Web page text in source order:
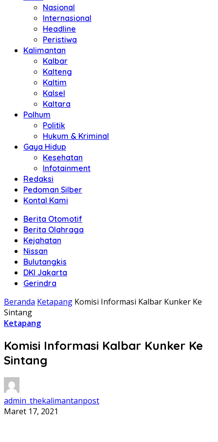
Nasional
Internasional
Headline
Peristiwa
Kalimantan
Kalbar
Kalteng
Kaltim
Kalsel
Kaltara
Polhum
Politik
Hukum & Kriminal
Gaya Hidup
Kesehatan
Infotainment
Redaksi
Pedoman Silber
Kontal Kami
Berita Otomotif
Berita Olahraga
Kejahatan
Nissan
Bulutangkis
DKI Jakarta
Gerindra
Beranda Ketapang Komisi Informasi Kalbar Kunker Ke
Sintang
Ketapang
Komisi Informasi Kalbar Kunker Ke
Sintang
admin_thekalimantanpost
Maret 17, 2021